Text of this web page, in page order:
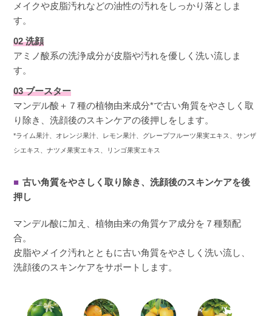
メイクや皮脂汚れなどの油性の汚れをしっかり落としま
す。
02 洗顔
アミノ酸系の洗浄成分が皮脂や汚れを優しく洗い流しま
す。
03 ブースター
マンデル酸＋７種の植物由来成分*で古い角質をやさしく取
り除き、洗顔後のスキンケアの後押しをします。
*ライム果汁、オレンジ果汁、レモン果汁、グレープフルーツ果実エキス、サンザ
シエキス、ナツメ果実エキス、リンゴ果実エキス
■ 古い角質をやさしく取り除き、洗顔後のスキンケアを後
押し
マンデル酸に加え、植物由来の角質ケア成分を７種類配
合。
皮脂やメイク汚れとともに古い角質をやさしく洗い流し、
洗顔後のスキンケアをサポートします。